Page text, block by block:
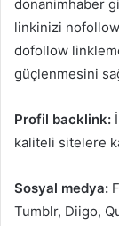
donanimhaber
linkinizi nofollow
dofollow
güçlenmesini
Profil backlink:
kaliteli sitelere
Sosyal medya:
Tumblr, Diigo,